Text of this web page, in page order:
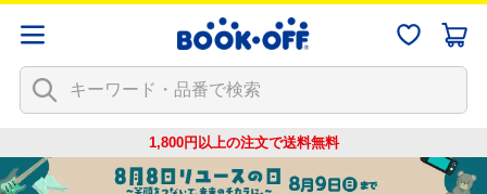
1,800円以上の注文で送料無料